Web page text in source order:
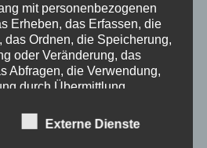
mit personenbezogenen
Erheben, das Erfassen, die
das Ordnen, die Speicherung,
oder Veränderung, das
Abfragen, die Verwendung,
durch Übermittlung,
den Abgleich oder die
die Einschränkung, das
Externe Dienste